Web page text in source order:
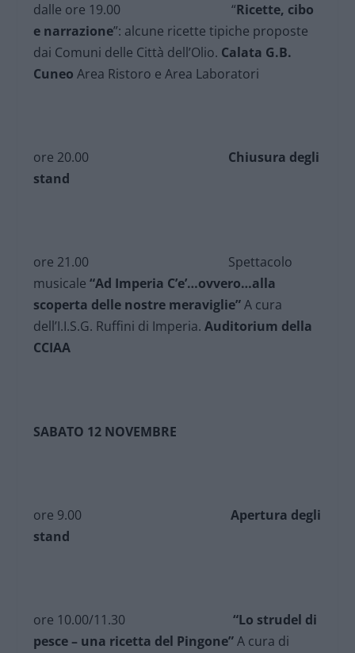
dalle ore 19.00 “Ricette, cibo
e narrazione”: alcune ricette tipiche proposte
dai Comuni delle Città dell’Olio. Calata G.B.
Cuneo Area Ristoro e Area Laboratori
ore 20.00 Chiusura degli
stand
ore 21.00 Spettacolo
musicale “Ad Imperia C’e’…ovvero…alla
scoperta delle nostre meraviglie”A cura
dell’I.I.S.G. Ruffini di Imperia.Auditorium della
CCIAA
SABATO 12 NOVEMBRE
ore 9.00Apertura degli
stand
ore 10.00/11.30“Lo strudel di
pesce – una ricetta del Pingone” A cura di